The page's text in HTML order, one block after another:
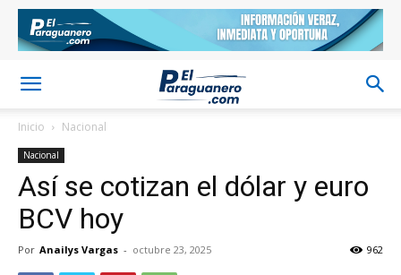
Inicio Nacional
Nacional
Así se cotizan el dólar y euro
BCV hoy
Por Anailys Vargas - octubre 23, 2025 962